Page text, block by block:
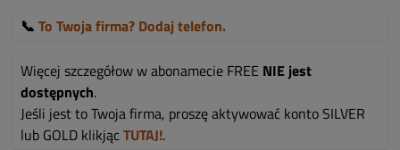
📞 To Twoja firma? Dodaj telefon.
Więcej szczegółow w abonamecie FREE NIE jest
dostępnych.
Jeśli jest to Twoja firma, proszę aktywować konto SILVER
lub GOLD klikjącTUTAJ!.